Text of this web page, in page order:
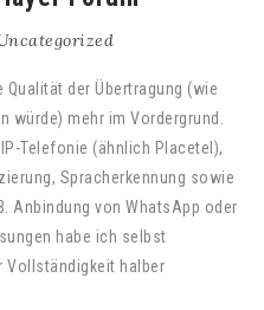
Qualität der Übertragung (wie
würde) mehr im Vordergrund.
Telefonie (ähnlich Placetel),
Spracherkennung sowie
Anbindung von WhatsApp oder
habe ich selbst
Vollständigkeit halber